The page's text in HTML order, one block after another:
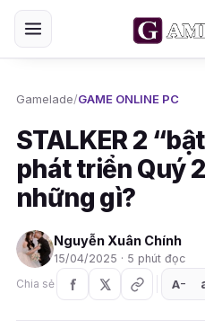
Gamelade/GAME ONLINE PC
STALKER 2
phát triển Quý
những gì?
Nguyễn Xuân Chính
15/04/2025 · 5 phút đọc
Chia sẻ
A−